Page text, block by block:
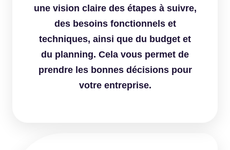
une vision claire des étapes à suivre,
des besoins fonctionnels et
techniques, ainsi que du budget et
du planning. Cela vous permet de
prendre les bonnes décisions pour
votre entreprise.